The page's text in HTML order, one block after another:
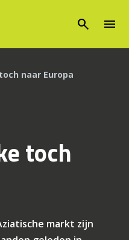
search menu
naar Europa
toch
markt zijn